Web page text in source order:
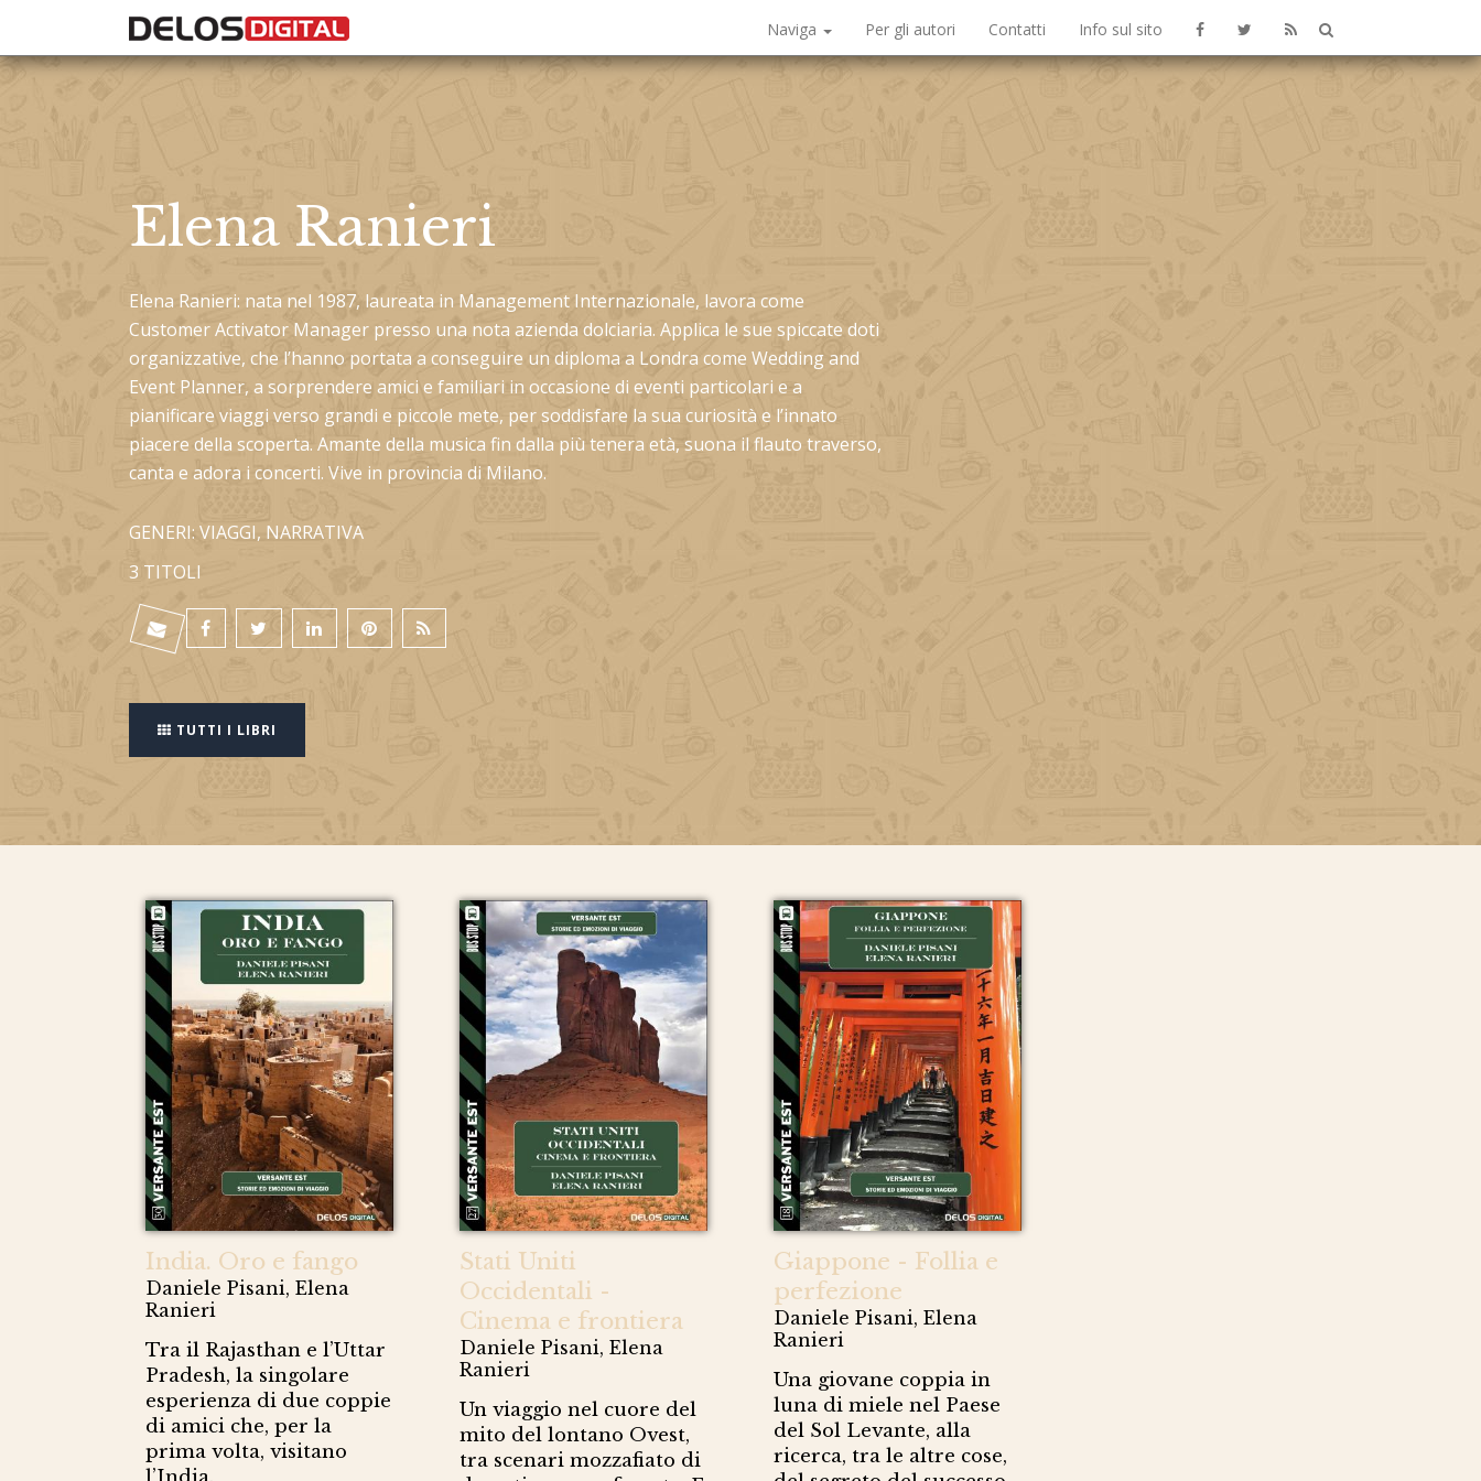
Naviga Per gli autori Contatti Info sul sito
Elena Ranieri
Elena Ranieri: nata nel 1987, laureata in Management Internazionale, lavora come
Customer Activator Manager presso una nota azienda dolciaria. Applica le sue spiccate doti
organizzative, che l’hanno portata a conseguire un diploma a Londra come Wedding and
Event Planner, a sorprendere amici e familiari in occasione di eventi particolari e a
pianificare viaggi verso grandi e piccole mete, per soddisfare la sua curiosità e l’innato
piacere della scoperta. Amante della musica fin dalla più tenera età, suona il flauto traverso,
canta e adora i concerti. Vive in provincia di Milano.
GENERI: VIAGGI, NARRATIVA
3 TITOLI
TUTTI I LIBRI
India. Oro e fango
Daniele Pisani, Elena
Ranieri
Tra il Rajasthan e l’Uttar
Pradesh, la singolare
esperienza di due coppie
di amici che, per la
prima volta, visitano
Stati Uniti
Occidentali -
Cinema e frontiera
Daniele Pisani, Elena
Ranieri
Un viaggio nel cuore del
mito del lontano Ovest,
tra scenari mozzafiato di
Giappone - Follia e
perfezione
Daniele Pisani, Elena
Ranieri
Una giovane coppia in
luna di miele nel Paese
del Sol Levante, alla
ricerca, tra le altre cose,